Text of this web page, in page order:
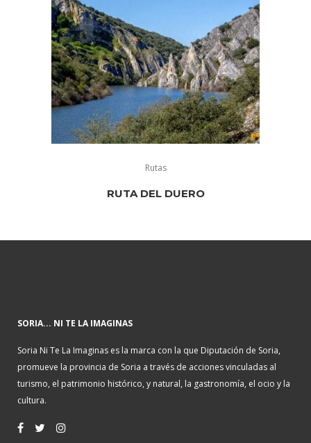
Rutas
RUTA DEL DUERO
SORIA... NI TE LA IMAGINAS
Soria Ni Te La Imaginas es la marca con la que Diputación de Soria,
promueve la provincia de Soria a través de acciones vinculadas al
turismo, el patrimonio histórico, y natural, la gastronomía, el ocio y la
cultura.